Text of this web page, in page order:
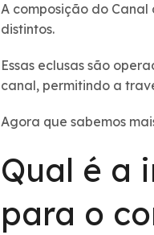
A composição do
distintos.
Essas eclusas são
canal, permitindo a
Agora que sabemos
Qual é a
para o